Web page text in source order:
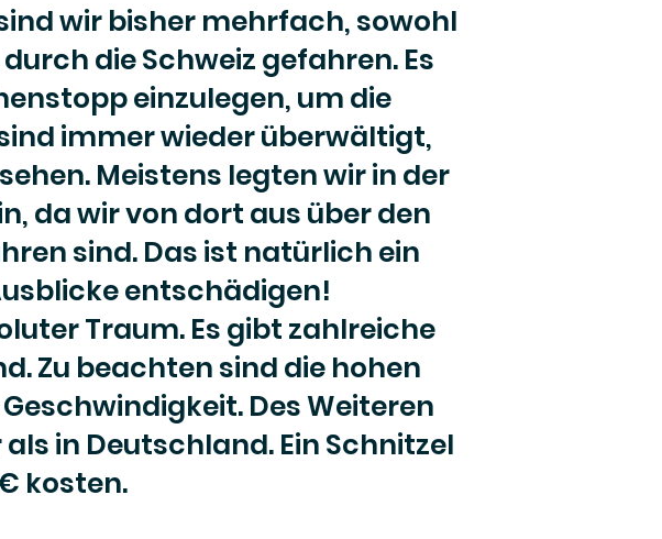
wir bisher mehrfach, sowohl
die Schweiz gefahren. Es
einzulegen, um die
immer wieder überwältigt,
Meistens legten wir in der
da wir von dort aus über den
sind. Das ist natürlich ein
entschädigen!
Traum. Es gibt zahlreiche
Zu beachten sind die hohen
Des Weiteren
in Deutschland. Ein Schnitzel
kosten.